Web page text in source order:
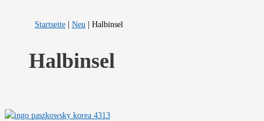
Startseite |Neu |Halbinsel
Halbinsel